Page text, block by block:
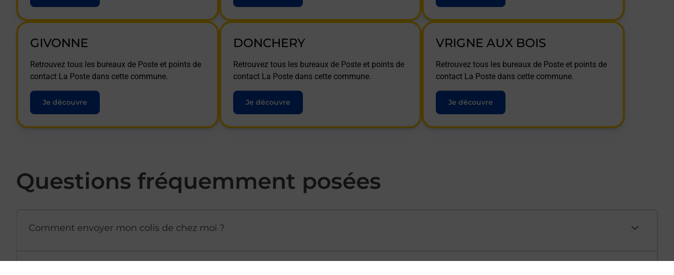
GIVONNE
Retrouvez tous les bureaux de Poste et points de
contact La Poste dans cette commune.
Je découvre
DONCHERY
Retrouvez tous les bureaux de Poste et points de
contact La Poste dans cette commune.
Je découvre
VRIGNE AUX BOIS
Retrouvez tous les bureaux de Poste et points de
contact La Poste dans cette commune.
Je découvre
Questions fréquemment posées
Comment envoyer mon colis de chez moi ?